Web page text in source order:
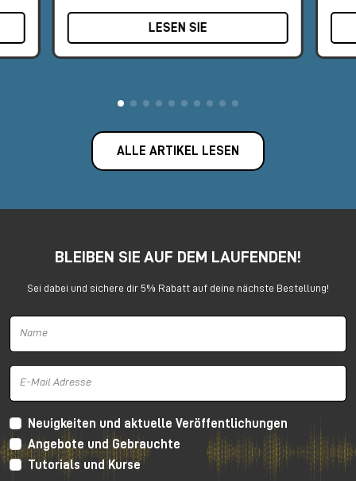
Stand #9
LESEN SIE
ALLE ARTIKEL LESEN
BLEIBEN SIE AUF DEM LAUFENDEN!
Sei dabei und sichere dir 5% Rabatt auf deine nächste Bestellung!
Neuigkeiten und aktuelle Veröffentlichungen
Angebote und Gebrauchte
Tutorials und Kurse